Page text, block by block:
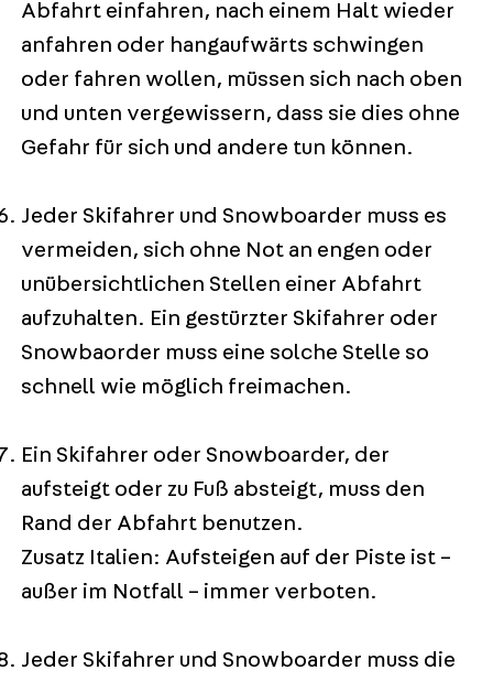
Abfahrt einfahren, nach einem Halt wieder
anfahren oder hangaufwärts schwingen
oder fahren wollen, müssen sich nach oben
und unten vergewissern, dass sie dies ohne
Gefahr für sich und andere tun können.
Jeder Skifahrer und Snowboarder muss es
vermeiden, sich ohne Not an engen oder
unübersichtlichen Stellen einer Abfahrt
aufzuhalten. Ein gestürzter Skifahrer oder
Snowbaorder muss eine solche Stelle so
schnell wie möglich freimachen.
Ein Skifahrer oder Snowboarder, der
aufsteigt oder zu Fuß absteigt, muss den
Rand der Abfahrt benutzen.
Zusatz Italien: Aufsteigen auf der Piste ist –
außer im Notfall – immer verboten.
Jeder Skifahrer und Snowboarder muss die